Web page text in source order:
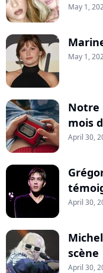
May 1,
May 1,
Notre
mois
April 30,
April 30,
scène
April 30,